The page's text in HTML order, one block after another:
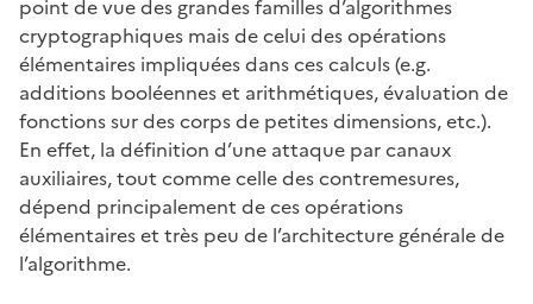
point de vue des grandes familles d’algorithmes
cryptographiques mais de celui des opérations
élémentaires impliquées dans ces calculs (e.g.
additions booléennes et arithmétiques, évaluation de
fonctions sur des corps de petites dimensions, etc.).
En effet, la définition d’une attaque par canaux
auxiliaires, tout comme celle des contremesures,
dépend principalement de ces opérations
élémentaires et très peu de l’architecture générale de
l’algorithme.